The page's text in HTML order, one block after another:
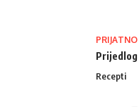
PRIJATNO
Prijedlog
Recepti